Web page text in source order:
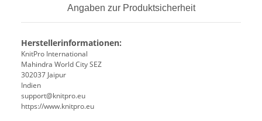
Angaben zur Produktsicherheit
Herstellerinformationen:
KnitPro International
Mahindra World City SEZ
302037 Jaipur
Indien
support@knitpro.eu
https://www.knitpro.eu